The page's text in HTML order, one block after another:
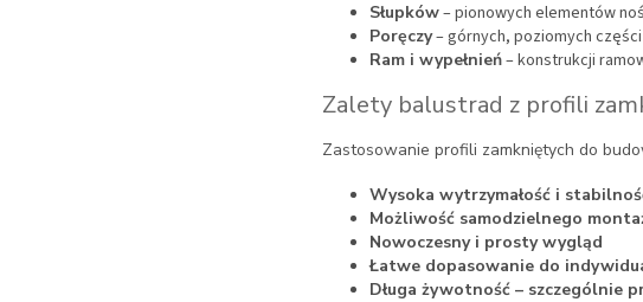
Słupków– pionowych elementów
Poręczy– górnych, poziomych
Ram i wypełnień– konstrukcji
Zalety balustrad z profili
Zastosowanie profili zamkniętych do
Wysoka wytrzymałość i
Możliwość samodzielnego
Nowoczesny i prosty wygląd
Łatwe dopasowanie do
Długa żywotność – szczególnie